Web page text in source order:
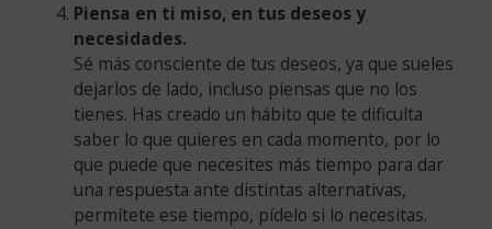
Piensa en ti miso, en tus deseos y
necesidades.
Sé más consciente de tus deseos, ya que sueles
dejarlos de lado, incluso piensas que no los
tienes. Has creado un hábito que te dificulta
saber lo que quieres en cada momento, por lo
que puede que necesites más tiempo para dar
una respuesta ante distintas alternativas,
permítete ese tiempo, pídelo si lo necesitas.